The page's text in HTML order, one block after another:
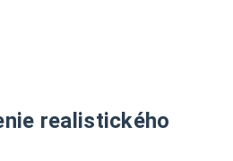
realistického